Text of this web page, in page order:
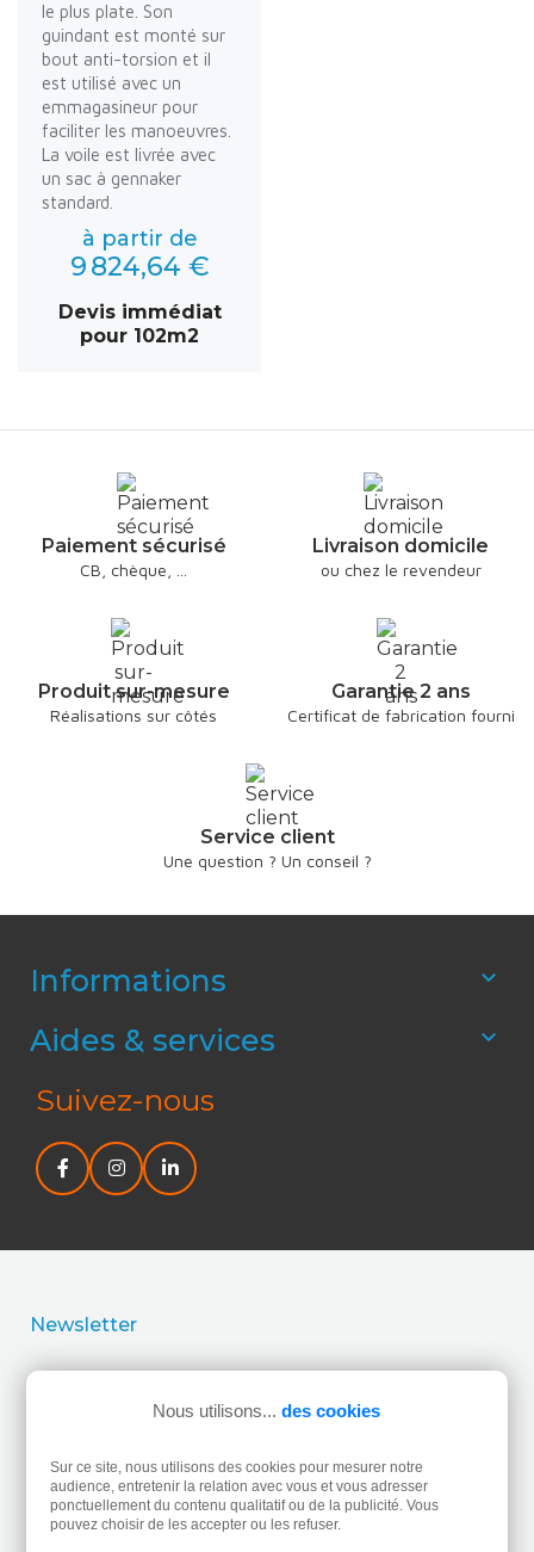
le plus plate. Son
guindant est monté sur
bout anti-torsion et il
est utilisé avec un
emmagasineur pour
faciliter les manoeuvres.
La voile est livrée avec
un sac à gennaker
standard.
à partir de
9 824,64 €
Devis immédiat
pour 102m2
Paiement sécurisé
CB, chèque, ...
Livraison domicile
ou chez le revendeur
Produit sur-mesure
Réalisations sur côtés
Garantie 2 ans
Certificat de fabrication fourni
Service client
Une question ? Un conseil ?
Informations 
Aides & services 
Suivez-nous
Newsletter
l’utilisation de mes données personnelles.Lire la politique
Nous utilisons... des cookies
Sur ce site, nous utilisons des cookies pour mesurer notre
audience, entretenir la relation avec vous et vous adresser
ponctuellement du contenu qualitatif ou de la publicité. Vous
pouvez choisir de les accepter ou les refuser.